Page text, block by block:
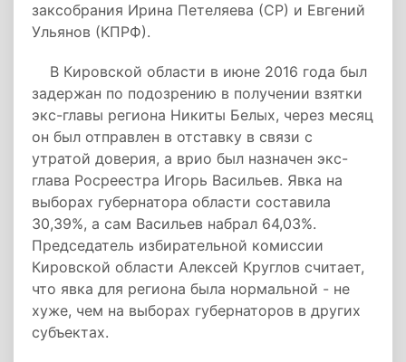
заксобрания Ирина Петеляева (СР) и Евгений
Ульянов (КПРФ).
В Кировской области в июне 2016 года был
задержан по подозрению в получении взятки
экс-главы региона Никиты Белых, через месяц
он был отправлен в отставку в связи с
утратой доверия, а врио был назначен экс-
глава Росреестра Игорь Васильев. Явка на
выборах губернатора области составила
30,39%, а сам Васильев набрал 64,03%.
Председатель избирательной комиссии
Кировской области Алексей Круглов считает,
что явка для региона была нормальной - не
хуже, чем на выборах губернаторов в других
субъектах.